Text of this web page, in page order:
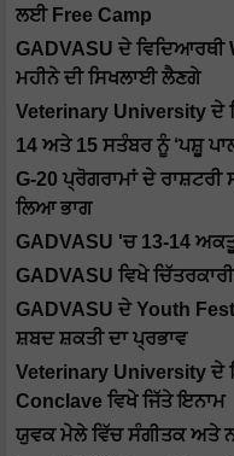
ਲਈ Free Camp
GADVASU ਦੇ
ਮਹੀਨੇ ਦੀ ਸਿਖਲਾਈ ਲੈਣਗੇ
Veterinary University ਦੇ
14 ਅਤੇ 15 ਸਤੰਬਰ ਨੂੰ ‘ਪਸ਼ੂ
G-20 ਪ੍ਰੋਗਰਾਮਾਂ ਦੇ
ਲਿਆ ਭਾਗ
GADVASU 'ਚ 13-14
GADVASU ਵਿਖੇ
GADVASU ਦੇ Youth
ਸ਼ਬਦ ਸ਼ਕਤੀ ਦਾ ਪ੍ਰਭਾਵ
Veterinary University ਦੇ
Conclave ਵਿਖੇ ਜਿੱਤੇ ਇਨਾਮ
ਯੁਵਕ ਮੇਲੇ ਵਿੱਚ ਸੰਗੀਤਕ ਅਤੇ